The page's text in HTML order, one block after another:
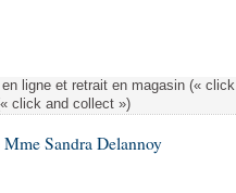
ligne et retrait en magasin («
click and collect »)
Sandra Delannoy